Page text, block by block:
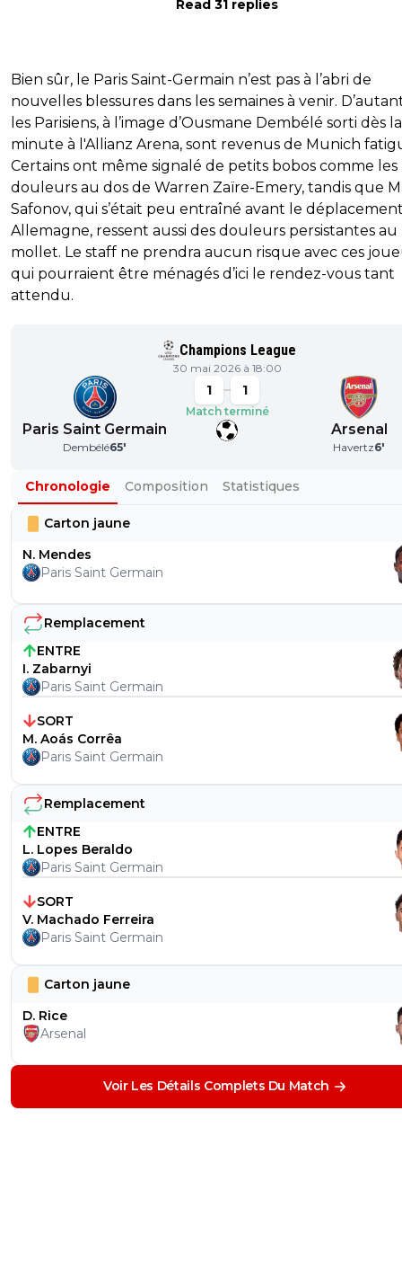
Read 31 replies
Bien sûr, le Paris Saint-Germain n’est pas à l’abri de
nouvelles blessures dans les semaines à venir.
les Parisiens, à l’image d’Ousmane Dembélé sorti dès
minute à l'Allianz Arena, sont revenus de Munich
Certains ont même signalé de petits bobos comme les
douleurs au dos de Warren Zaïre-Emery, tandis que
Safonov, qui s’était peu entraîné avant le
Allemagne, ressent aussi des douleurs persistantes au
mollet. Le staff ne prendra aucun risque avec ces
qui pourraient être ménagés d’ici le rendez-vous tant
attendu.
Champions League
30 mai 2026 à 18:00
Paris Saint Germain
Dembélé65'
1 1
Match terminé
Arsenal
Havertz6'
Chronologie Composition Statistiques
Carton jaune
N. Mendes
Paris Saint Germain
Remplacement
ENTRE
I. Zabarnyi
Paris Saint Germain
SORT
M. Aoás Corrêa
Paris Saint Germain
Remplacement
ENTRE
L. Lopes Beraldo
Paris Saint Germain
SORT
V. Machado Ferreira
Paris Saint Germain
Carton jaune
D. Rice
Arsenal
Voir Les Détails Complets Du Match